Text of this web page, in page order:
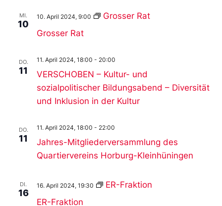
MI.
10
Grosser Rat
10. April 2024, 9:00 Grosser Rat
DO.
11
VERSCHOBEN – Kultur- und
sozialpolitischer Bildungsabend – Diversität
und Inklusion in der Kultur
11. April 2024, 18:00 - 20:00
DO.
11
Jahres-Mitgliederversammlung des
Quartiervereins Horburg-Kleinhüningen
11. April 2024, 18:00 - 22:00
DI.
16
ER-Fraktion
16. April 2024, 19:30 ER-Fraktion